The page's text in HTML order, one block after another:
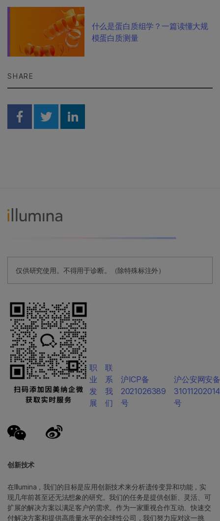
什么是蛋白质组学？一篇读懂大规
模蛋白质测量
SHARE
Share on Facebook
Share on Twitter
Share on Linkedin
仅供研究使用。不得用于诊断。（除特殊标注外）
创新技术
在Illumina，我们的目标是应用创新技术来分析遗传变异和功能，实
现几年前甚至还无法想象的研究。我们的任务是提供创新、灵活、可
扩展的解决方案以满足客户的需求。作为一家重视合作互动、快速交
付解决方案和提供高质量水平的全球性公司，我们努力应对这一挑
职
业
发
展
联
系
我
们
沪ICP备
2021026389
号
沪公安网安
号